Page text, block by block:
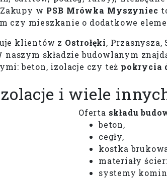
w PSB Mrówka Myszyniec
czy mieszkanie o dodatkowe
klientów z Ostrołęki,
naszym składzie budowlanym
beton, izolacje czy też pokrycia
i wiele
​Oferta składu
beton,
cegły,
kostka
materiały
systemy